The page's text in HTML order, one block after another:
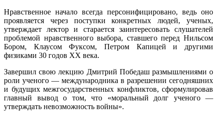
Нравственное начало всегда персонифицировано, ведь оно
проявляется через поступки конкретных людей, ученых,
утверждает лектор и старается заинтересовать слушателей
проблемой нравственного выбора, ставшего перед Нильсом
Бором, Клаусом Фуксом, Петром Капицей и другими
физиками 30 годов XX века.
Завершил свою лекцию Дмитрий Победаш размышлениями о
роли ученого — международника в разрешении сегодняшних
и будущих межгосударственных конфликтов, сформулировав
главный вывод о том, что «моральный долг ученого —
утверждать невозможность войны».